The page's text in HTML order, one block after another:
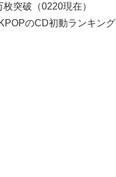
突破（0220現在）
のCD初動ランキン